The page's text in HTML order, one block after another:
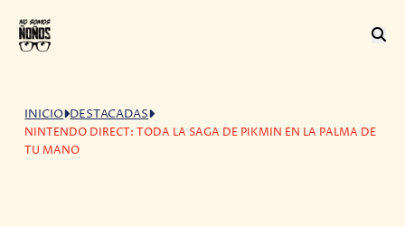
INICIO DESTACADAS
NINTENDO DIRECT: TODA LA SAGA DE PIKMIN EN LA PALMA DE
TU MANO